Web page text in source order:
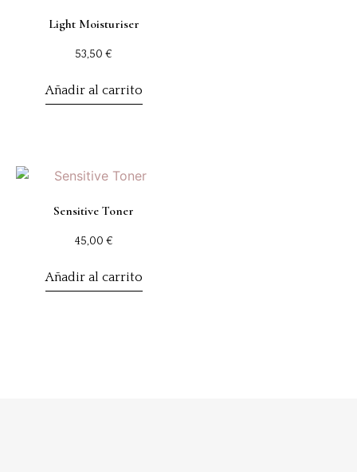
Light Moisturiser
53,50€
Añadir al carrito
Sensitive Toner
45,00 €
Añadir al carrito